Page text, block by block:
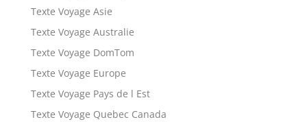
Texte Voyage Asie
Texte Voyage Australie
Texte Voyage DomTom
Texte Voyage Europe
Texte Voyage Pays de l Est
Texte Voyage Quebec Canada